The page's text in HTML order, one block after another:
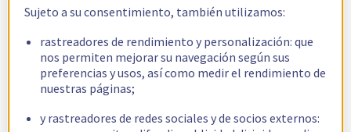
Sujeto a su consentimiento, también utilizamos:
rastreadores de rendimiento y personalización: que
nos permiten mejorar su navegación según sus
preferencias y usos, así como medir el rendimiento de
nuestras páginas;
y rastreadores de redes sociales y de socios externos: